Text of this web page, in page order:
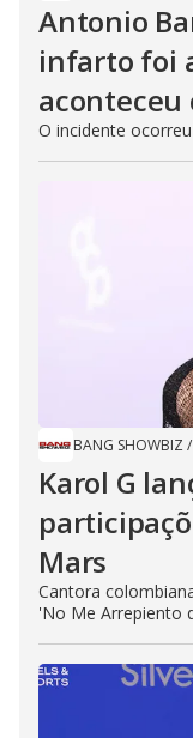
Antonio
infarto foi
aconteceu
O incidente
BANG SHOWBIZ /
Karol G
Mars
Cantora
'No Me Arrepiento